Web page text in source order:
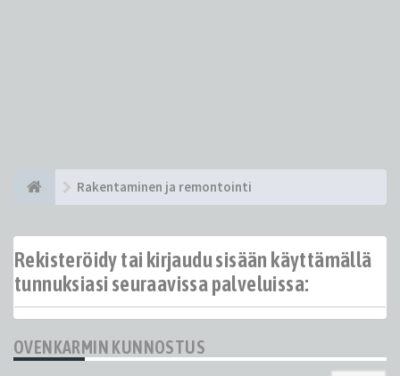
Rakentaminen ja remontointi
Rekisteröidy tai kirjaudu sisään käyttämällä
tunnuksiasi seuraavissa palveluissa:
OVENKARMIN KUNNOSTUS